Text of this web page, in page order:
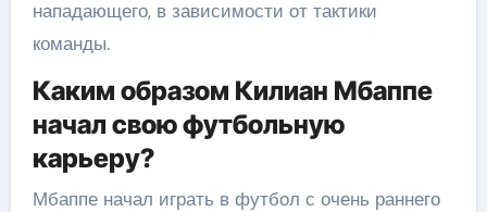
нападающего, в зависимости от тактики
команды.
Каким образом Килиан Мбаппе
начал свою футбольную
карьеру?
Мбаппе начал играть в футбол с очень раннего